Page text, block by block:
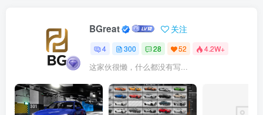
BGreat 关注
4 300 28 52 4.2W+
这家伙很懒，什么都没有写...